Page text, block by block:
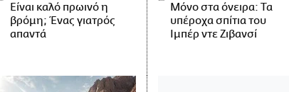
Είναι καλό πρωινό η
βρόμη; Ένας γιατρός
απαντά
Μόνο στα όνειρα: Τα
υπέροχα σπίτια του
Ιμπέρ ντε Ζιβανσί